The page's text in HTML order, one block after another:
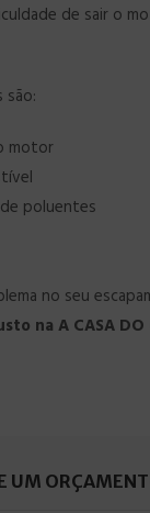
de sair o
motor
poluentes
no seu
na A CASA DO
UM